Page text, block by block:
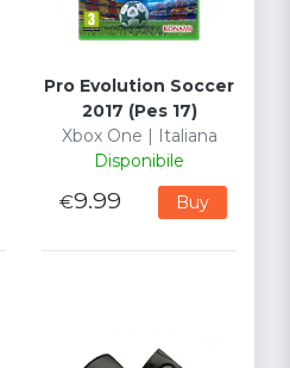
Pro Evolution Soccer
2017 (Pes 17)
Xbox One | Italiana
Disponibile
€9.99 Buy